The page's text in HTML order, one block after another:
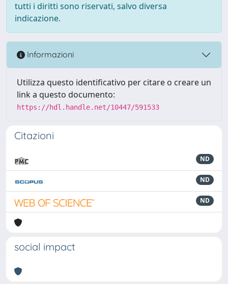
tutti i diritti sono riservati, salvo diversa
indicazione.
Informazioni
Utilizza questo identificativo per citare o creare un
link a questo documento:
https://hdl.handle.net/10447/591533
Citazioni
ND
ND
ND
social impact